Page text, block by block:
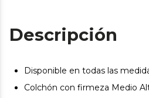
Descripción
Disponible en todas las
Colchón con firmeza Medio